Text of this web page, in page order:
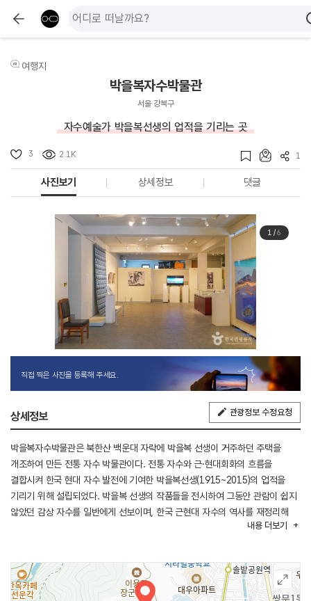
여행지
박을복자수박물관
서울 강북구
자수예술가 박을복선생의 업적을 기리는 곳
3 2.1K 1
사진보기 상세정보 댓글
1/6
직접 찍은 사진을 등록해 주세요.
상세정보 관광정보 수정요청
박을복자수박물관은 북한산 백운대 자락에 박을복 선생이 거주하던 주택을
개조하여 만든 전통 자수 박물관이다. 전통 자수와 근·현대회화의 흐름을
결합시켜 한국 현대 자수 발전에 기여한 박을복선생(1915~2015)의 업적을
기리기 위해 설립되었다. 박을복 선생의 작품들을 전시하여 그동안 관람이 쉽지
않았던 감상 자수를 일반에게 선보이며, 한국 근현대 자수의 역사를 재정리해
놓았다. 박물관의 1층은 기획전시가 이루어지는 기획전시장이 있으며, 2층에는
이곳에서는 강의와 실기 체험을 동시에 진행하는 교육프로그램을 운영하고
있다. 인문학과 문화예술 분야 전문가들의 강의를 듣고 각 강의에 해당하는 예술
분야의 작가들과 에듀케이터들을 주축으로 이에 관한 작업을 직접 체험 해 볼 수
내용 더보기